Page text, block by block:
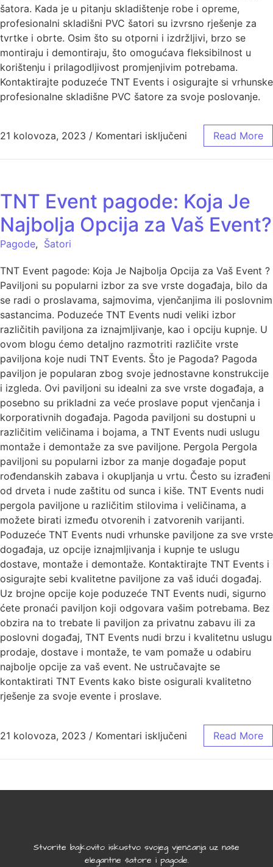
šatora. Kada je u pitanju skladištenje robe i opreme,
profesionalni skladišni PVC šatori su izvrsno rješenje za
tvrtke i obrte. Osim što su otporni i izdržljivi, brzo se
montiraju i demontiraju, što omogućava fleksibilnost u
korištenju i prilagodljivost promjenjivim potrebama.
Kontaktirajte poduzeće TNT Events i osigurajte si vrhunske
profesionalne skladišne PVC šatore za svoje poslovanje.
21 kolovoza, 2023 / Komentari isključeni Read More
TNT Event pagode: Koja Je
Najbolja Opcija za Vaš Event?
Pagode, Šatori
TNT Event pagode: Koja Je Najbolja Opcija za Vaš Event ?
Paviljoni su popularni izbor za sve vrste događaja, bilo da
se radi o proslavama, sajmovima, vjenčanjima ili poslovnim
sastancima. Poduzeće TNT Events nudi veliki izbor
različitih paviljona za iznajmljivanje, kao i opciju kupnje. U
ovom blogu ćemo detaljno razmotriti različite vrste
paviljona koje nudi TNT Events. Što je Pagoda? Pagoda
paviljon je popularan zbog svoje jednostavne konstrukcije
i izgleda. Ovi paviljoni su idealni za sve vrste događaja, a
posebno su prikladni za veće proslave poput vjenčanja i
korporativnih događaja. Pagoda paviljoni su dostupni u
različitim veličinama i bojama, a TNT Events nudi uslugu
montaže i demontaže za sve paviljone. Pergola Pergola
paviljoni su popularni izbor za manje događaje poput
rođendanskih zabava i okupljanja u vrtu. Često su izrađeni
od drveta i nude zaštitu od sunca i kiše. TNT Events nudi
pergola paviljone u različitim stilovima i veličinama, a
možete birati između otvorenih i zatvorenih varijanti.
Poduzeće TNT Events nudi vrhunske paviljone za sve vrste
događaja, uz opcije iznajmljivanja i kupnje te uslugu
dostave, montaže i demontaže. Kontaktirajte TNT Events i
osigurajte sebi kvalitetne paviljone za vaš idući događaj.
Uz brojne opcije koje poduzeće TNT Events nudi, sigurno
ćete pronaći paviljon koji odgovara vašim potrebama. Bez
obzira na to trebate li paviljon za privatnu zabavu ili za
poslovni događaj, TNT Events nudi brzu i kvalitetnu uslugu
prodaje, dostave i montaže, te vam pomaže u odabiru
najbolje opcije za vaš event. Ne ustručavajte se
kontaktirati TNT Events kako biste osigurali kvalitetno
rješenje za svoje evente i proslave.
21 kolovoza, 2023 / Komentari isključeni Read More
Stvorite bajkovito iskustvo svojeg vjenčanja uz naše
elegantne šatore i pagode.